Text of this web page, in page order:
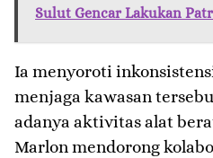
Sulut Gencar Lakukan
Ia menyoroti
menjaga kawasan
adanya aktivitas alat
Marlon mendorong